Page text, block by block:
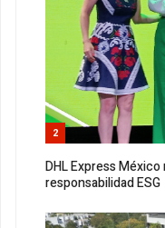
2
DHL Express
responsabilidad ESG